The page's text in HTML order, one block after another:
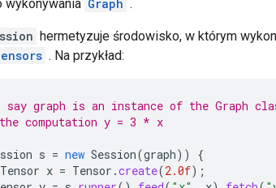
wykonywania Graph .
hermetyzuje środowisko, w którym
. Na przykład:
graph is an instance of the Graph
computation y = 3 * x
s = new Session(graph))
{
Tensor x = Tensor .create(2.0f);